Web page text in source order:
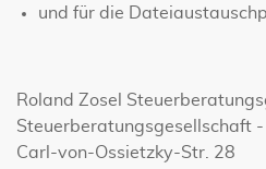
und für die
Roland Zosel
Steuerberatungsgesellschaft -
Carl-von-Ossietzky-Str. 28